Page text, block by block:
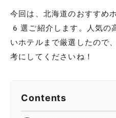
今回は、北海道のおすすめ
6選ご紹介します。人気の
いホテルまで厳選したので
考にしてくださいね！
Contents